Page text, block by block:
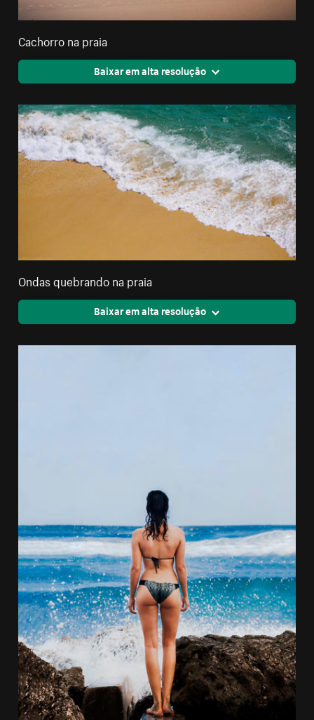
Cachorro na praia
Baixar em alta resolução
Ondas quebrando na praia
Baixar em alta resolução